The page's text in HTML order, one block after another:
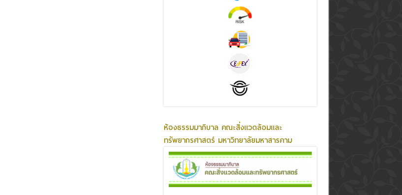
ห้องธรรมมาภิบาล คณะสิ่งแวดล้อมและ
ทรัพยากรศาสตร์ มหาวิทยาลัยมหาสารคาม